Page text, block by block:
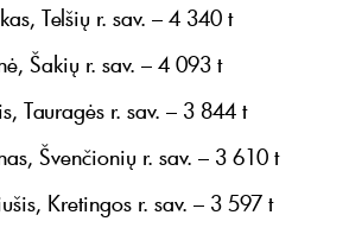
Telšių r. sav. – 4 340 t
Šakių r. sav. – 4 093 t
Tauragės r. sav. – 3 844 t
Švenčionių r. sav. – 3 610 t
Kretingos r. sav. – 3 597 t